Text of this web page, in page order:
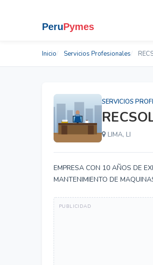
Inicio Servicios Profesionales
SERVICIOS
LIMA, LI
EMPRESA CON 10 AÑOS DE
MANTENIMIENTO DE